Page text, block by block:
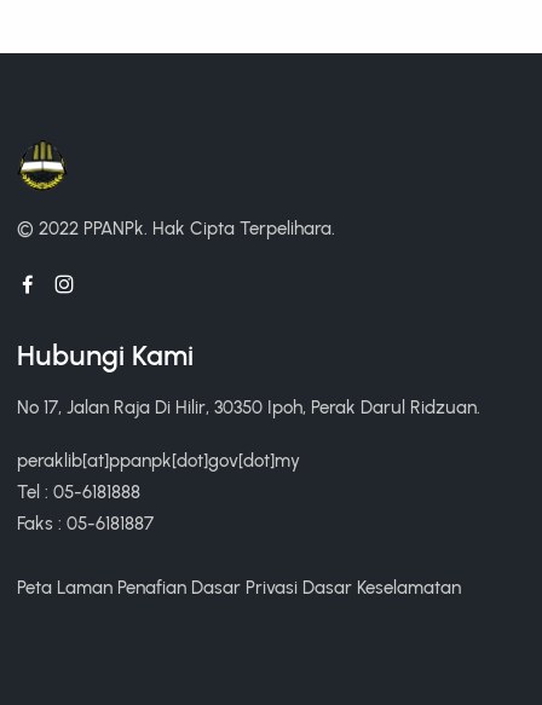
© 2022 PPANPk. Hak Cipta Terpelihara.
Hubungi Kami
No 17, Jalan Raja Di Hilir, 30350 Ipoh, Perak Darul Ridzuan.
peraklib[at]ppanpk[dot]gov[dot]my
Tel : 05-6181888
Faks : 05-6181887
Peta Laman Penafian Dasar Privasi Dasar Keselamatan